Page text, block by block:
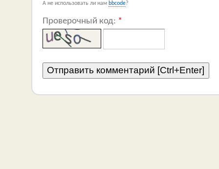
А не использовать ли нам bbcode?
Проверочный код: *